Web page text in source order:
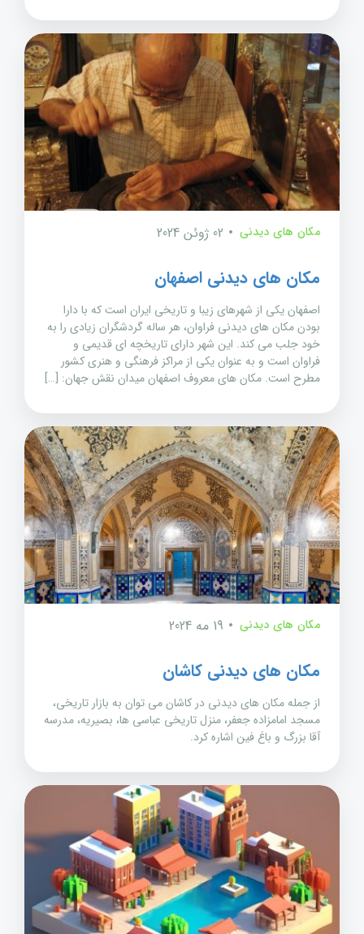
مکان های دیدنی 02 ژوئن 2024
مکان های دیدنی اصفهان
اصفهان یکی از شهرهای زیبا و تاریخی ایران است که با دارا
بودن مکان های دیدنی فراوان، هر ساله گردشگران زیادی را به
خود جلب می کند. این شهر دارای تاریخچه ای قدیمی و
فراوان است و به عنوان یکی از مراکز فرهنگی و هنری کشور
مطرح است. مکان های معروف اصفهان میدان نقش جهان: […]
مکان های دیدنی 19 مه 2024
مکان های دیدنی کاشان
از جمله مکان های دیدنی در کاشان می توان به بازار تاریخی،
مسجد امامزاده جعفر، منزل تاریخی عباسی ها، بصیریه، مدرسه
آقا بزرگ و باغ فین اشاره کرد.